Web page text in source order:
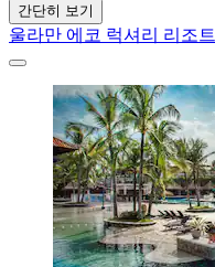
간단히 보기
울라만 에코 럭셔리 리조트